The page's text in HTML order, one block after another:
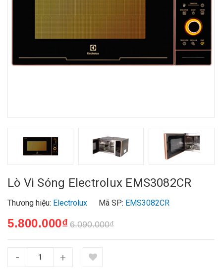
Lò Vi Sóng Electrolux EMS3082CR
Thương hiệu: Electrolux Mã SP: EMS3082CR
5.800.000₫ 6.090.000₫
- +